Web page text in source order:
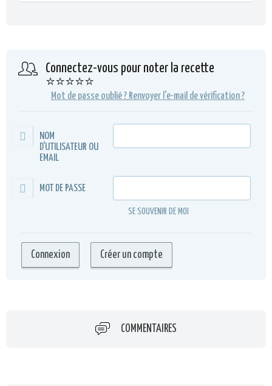
Connectez-vous pour noter la recette
⭐⭐⭐⭐⭐
Mot de passe oublié ? Renvoyer l'e-mail de vérification ?
NOM
D'UTILISATEUR OU
EMAIL
MOT DE PASSE
SE SOUVENIR DE MOI
COMMENTAIRES